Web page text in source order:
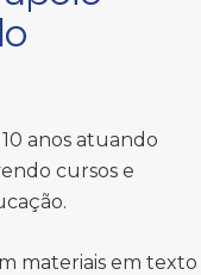
anos atuando
cursos e
materiais em texto